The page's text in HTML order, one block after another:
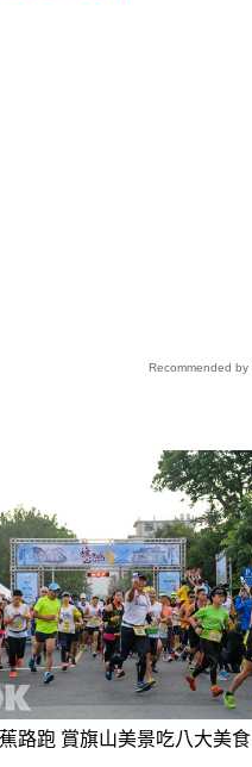
Recommended by
路跑 賞旗山美景吃八大美食